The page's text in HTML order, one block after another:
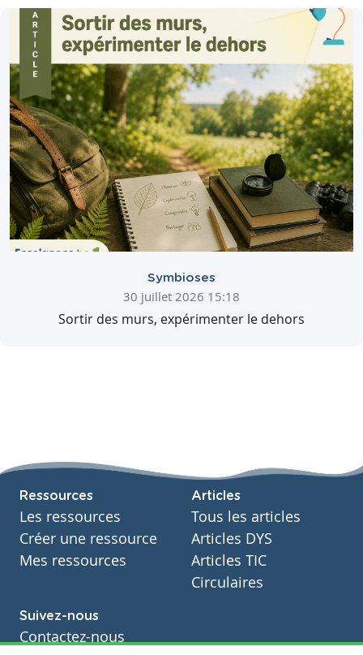
Symbioses
30 juillet 2026 15:18
Sortir des murs, expérimenter le dehors
Ressources
Les ressources
Créer une ressource
Mes ressources
Articles
Tous les articles
Articles DYS
Articles TIC
Circulaires
Suivez-nous
Contactez-nous